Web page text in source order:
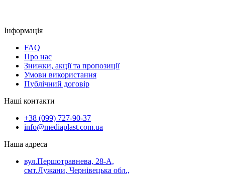
Інформація
FAQ
Про нас
Знижки, акції та пропозиції
Умови використання
Публічний договір
Наші контакти
+38 (099) 727-90-37
info@mediaplast.com.ua
Наша адреса
вул.Першотравнева, 28-А,
смт.Лужани, Чернівецька обл.,